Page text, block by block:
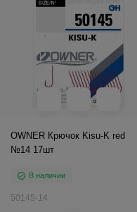
OWNER Крючок Kisu-K red
№14 17шт
В наличии
50145-14